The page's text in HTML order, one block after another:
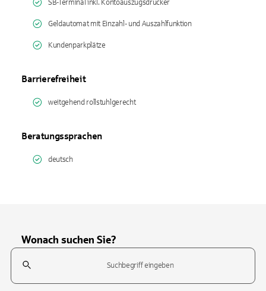
SB-Terminal inkl. Kontoauszugsdrucker
Geldautomat mit Einzahl- und Auszahlfunktion
Kundenparkplätze
Barrierefreiheit
weitgehend rollstuhlgerecht
Beratungssprachen
deutsch
Wonach suchen Sie?
Suchfeld